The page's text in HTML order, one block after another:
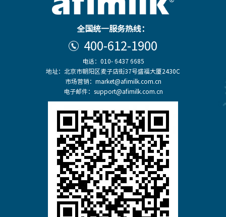
全国统一服务热线：
400-612-1900
电话：010- 6437 6685
地址：北京市朝阳区麦子店街37号盛福大厦2430C
市场营销：market@afimilk.com.cn
电子邮件：support@afimilk.com.cn